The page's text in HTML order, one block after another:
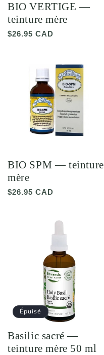
BIO VERTIGE —
teinture mère
Prix
$26.95 CAD
BIO SPM — teinture
mère
Prix
$26.95 CAD
Épuisé
Basilic sacré —
teinture mère 50 ml